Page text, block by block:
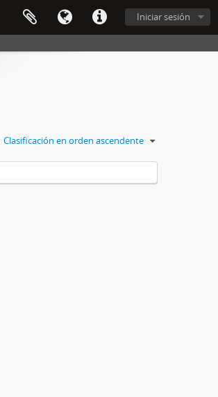
Iniciar sesión
Clasificación en orden ascendente